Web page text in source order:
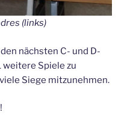
(links)
nächsten C- und D-
weitere Spiele zu
Siege mitzunehmen.